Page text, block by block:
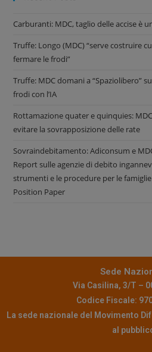
Carburanti: MDC, taglio delle accise è
Truffe: Longo (MDC) “serve costruire
fermare le frodi”
Truffe: MDC domani a “Spaziolibero”
frodi con l’IA
Rottamazione quater e quinquies:
evitare la sovrapposizione delle rate
Sovraindebitamento: Adiconsum e
Report sulle agenzie di debito
strumenti e le procedure per le
Position Paper
Sede
Via Casilina, 3/T –
Codice Fiscale:
La sede nazionale del Movimento
al